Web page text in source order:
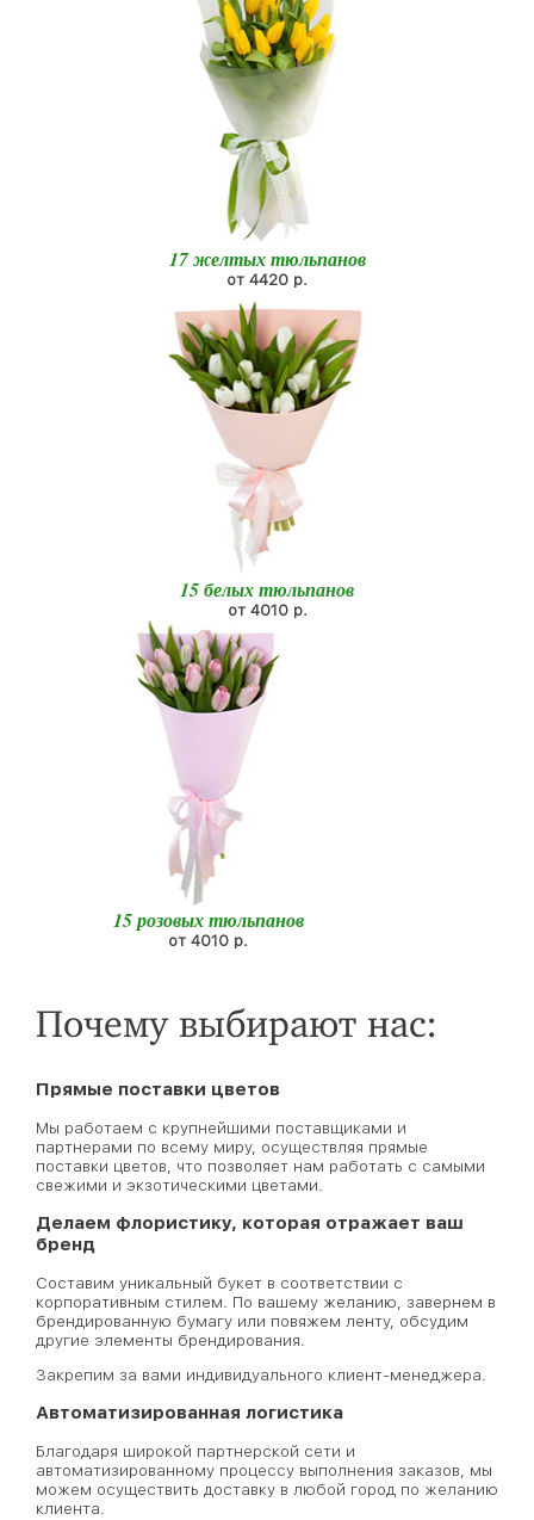
17 желтых тюльпанов
от 4420 р.
15 белых тюльпанов
от 4010 р.
15 розовых тюльпанов
от 4010 р.
Почему выбирают нас:
Прямые поставки цветов
Мы работаем с крупнейшими поставщиками и
партнерами по всему миру, осуществляя прямые
поставки цветов, что позволяет нам работать с самыми
свежими и экзотическими цветами.
Делаем флористику, которая отражает ваш
бренд
Составим уникальный букет в соответствии с
корпоративным стилем. По вашему желанию, завернем в
брендированную бумагу или повяжем ленту, обсудим
другие элементы брендирования.
Закрепим за вами индивидуального клиент-менеджера.
Автоматизированная логистика
Благодаря широкой партнерской сети и
автоматизированному процессу выполнения заказов, мы
можем осуществить доставку в любой город по желанию
клиента.